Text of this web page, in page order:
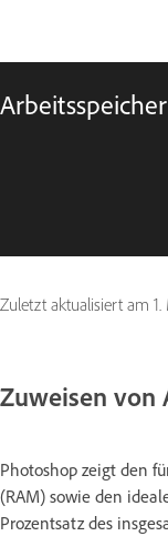
Zuletzt aktualisiert am
Zuweisen von
Photoshop zeigt den
(RAM) sowie den
Prozentsatz des